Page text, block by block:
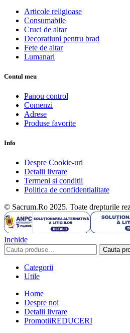
Articole religioase
Consumabile
Cruci de altar
Decoratiuni pentru brad
Fete de altar
Lumanari
Contul meu
Panou control
Comenzi
Adrese
Produse favorite
Info
Despre Cookie-uri
Detalii livrare
Termeni si conditii
Politica de confidentialitate
© Sacrum.Ro 2025. Toate drepturile
Inchide
Cauta
Categorii
Utile
Home
Despre noi
Detalii livrare
PromotiiREDUCERI